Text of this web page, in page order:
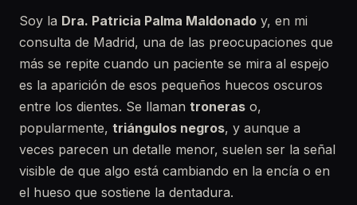
Soy la Dra. Patricia Palma Maldonado y, en mi
consulta de Madrid, una de las preocupaciones que
más se repite cuando un paciente se mira al espejo
es la aparición de esos pequeños huecos oscuros
entre los dientes. Se llaman troneras o,
popularmente, triángulos negros, y aunque a
veces parecen un detalle menor, suelen ser la señal
visible de que algo está cambiando en la encía o en
el hueso que sostiene la dentadura.